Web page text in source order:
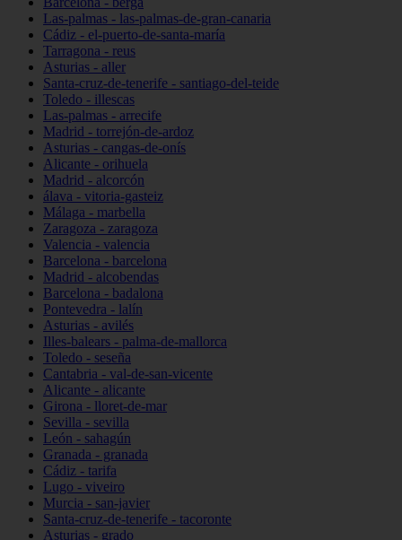
Las-palmas - las-palmas-de-gran-canaria
Cádiz - el-puerto-de-santa-maría
Tarragona - reus
Asturias - aller
Santa-cruz-de-tenerife - santiago-del-teide
Toledo - illescas
Las-palmas - arrecife
Madrid - torrejón-de-ardoz
Asturias - cangas-de-onís
Alicante - orihuela
Madrid - alcorcón
álava - vitoria-gasteiz
Málaga - marbella
Zaragoza - zaragoza
Valencia - valencia
Barcelona - barcelona
Madrid - alcobendas
Barcelona - badalona
Pontevedra - lalín
Asturias - avilés
Illes-balears - palma-de-mallorca
Toledo - seseña
Cantabria - val-de-san-vicente
Alicante - alicante
Girona - lloret-de-mar
Sevilla - sevilla
León - sahagún
Granada - granada
Cádiz - tarifa
Lugo - viveiro
Murcia - san-javier
Santa-cruz-de-tenerife - tacoronte
Asturias - grado